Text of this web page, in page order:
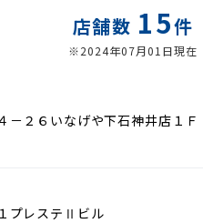
店舗数 15件
※2024年07月01日現在
－２６いなげや下石神井店１Ｆ
プレステⅡビル